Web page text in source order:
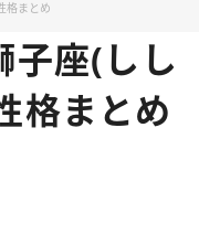
格まとめ
子座(しし
格まとめ